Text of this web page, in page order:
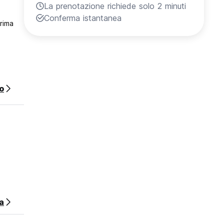
La prenotazione richiede solo 2 minuti
Conferma istantanea